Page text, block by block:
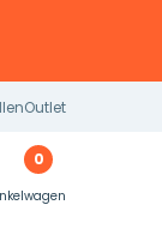
Outlet
0